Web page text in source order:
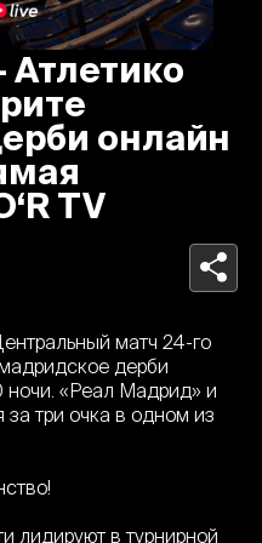
онлайн
TV
матч 24-го
дерби
ночи. «Реал Мадрид» и
за три очка в одном из
лидируют в турнирной